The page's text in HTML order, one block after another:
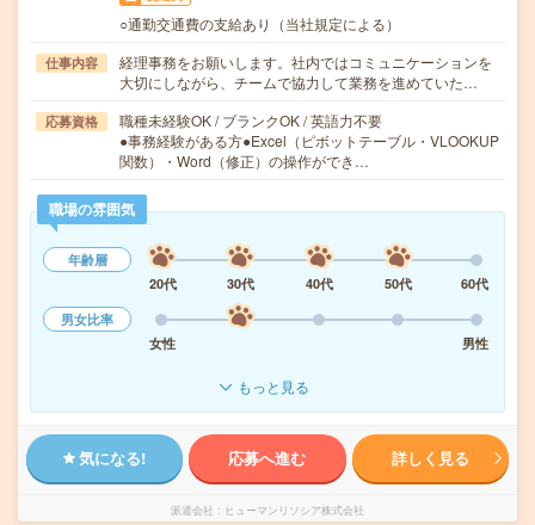
○通勤交通費の支給あり（当社規定による）
仕事内容
経理事務をお願いします。社内ではコミュニケーションを
大切にしながら、チームで協力して業務を進めていた…
応募資格
職種未経験OK / ブランクOK / 英語力不要
●事務経験がある方●Excel（ピボットテーブル・VLOOKUP
関数）・Word（修正）の操作ができ…
職場の雰囲気
年齢層
20代
30代 40代 50代
60代
男女比率
女性
男性
もっと見る
気になる! 応募へ進む 詳しく見る
派遣会社 ヒューマンリソシア株式会社